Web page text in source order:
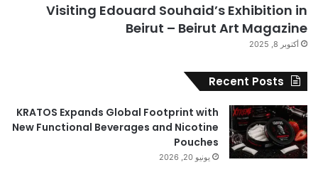
Visiting Edouard Souhaid’s Exhibition in
Beirut – Beirut Art Magazine
أكتوبر 8, 2025
Recent Posts
KRATOS Expands Global Footprint with
New Functional Beverages and Nicotine
Pouches
يونيو 20, 2026